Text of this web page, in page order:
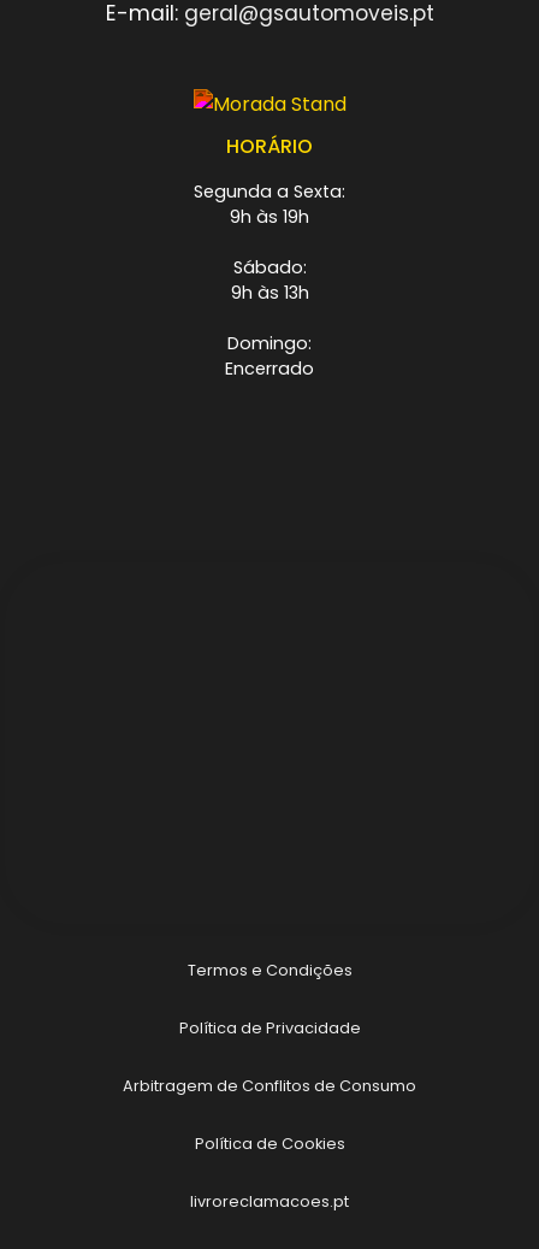
E-mail: geral@gsautomoveis.pt
HORÁRIO
Segunda a Sexta:
9h às 19h
Sábado:
9h às 13h
Domingo:
Encerrado
Termos e Condições
Política de Privacidade
Arbitragem de Conflitos de Consumo
Política de Cookies
livroreclamacoes.pt